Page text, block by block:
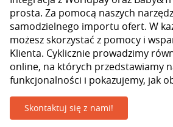
prosta. Za pomocą naszych
samodzielnego importu ofert. W
możesz skorzystać z pomocy i
Klienta. Cyklicznie prowadzimy
online, na których przedstawiamy
funkcjonalności i pokazujemy, jak
Skontaktuj się z nami!